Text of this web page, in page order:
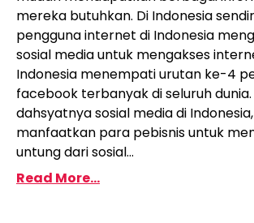
mereka butuhkan. Di Indonesia
pengguna internet di Indonesia
sosial media untuk mengakses
Indonesia menempati urutan ke-4
facebook terbanyak di seluruh
dahsyatnya sosial media di
manfaatkan para pebisnis untuk
untung dari sosial...
Read More...